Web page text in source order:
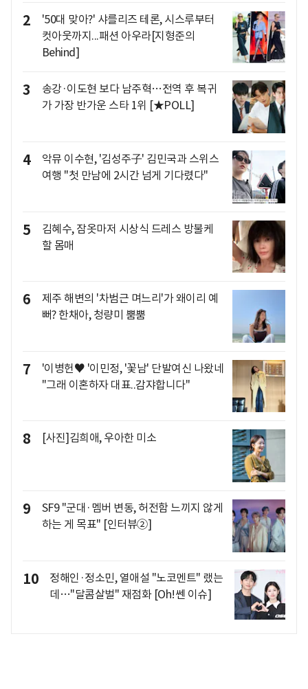
2
'50대 맞아?' 샤를리즈 테론, 시스루부터
컷아웃까지...패션 아우라[지형준의
Behind]
3
송강·이도현 보다 남주혁…전역 후 복귀
가 가장 반가운 스타 1위 [★POLL]
4
악뮤 이수현, '김성주子' 김민국과 스위스
여행 "첫 만남에 2시간 넘게 기다렸다"
5
김혜수, 잠옷마저 시상식 드레스 방불케
할 몸매
6
제주 해변의 '차범근 며느리'가 왜이리 예
뻐? 한채아, 청량미 뿜뿜
7
'이병헌♥ '이민정, '꽃남' 단발여신 나왔네
"그래 이혼하자 대표..감쟈합니다"
8 [사진]김희애, 우아한 미소
9
SF9 "군대·멤버 변동, 허전함 느끼지 않게
하는 게 목표" [인터뷰②]
10
정해인·정소민, 열애설 "노코멘트" 랬는
데…"달콤살벌" 재점화 [Oh!쎈 이슈]